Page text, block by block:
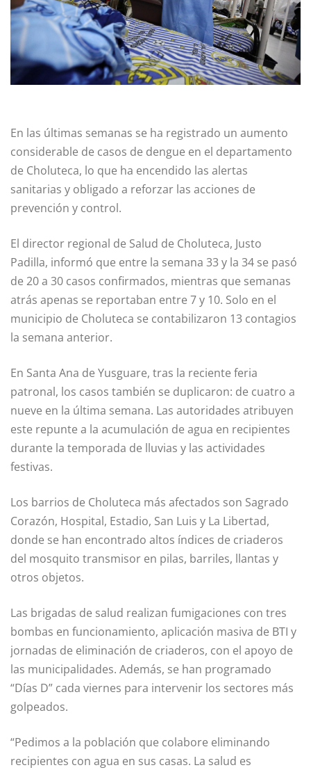
En las últimas semanas se ha registrado un aumento
considerable de casos de dengue en el departamento
de Choluteca, lo que ha encendido las alertas
sanitarias y obligado a reforzar las acciones de
prevención y control.
El director regional de Salud de Choluteca, Justo
Padilla, informó que entre la semana 33 y la 34 se pasó
de 20 a 30 casos confirmados, mientras que semanas
atrás apenas se reportaban entre 7 y 10. Solo en el
municipio de Choluteca se contabilizaron 13 contagios
la semana anterior.
En Santa Ana de Yusguare, tras la reciente feria
patronal, los casos también se duplicaron: de cuatro a
nueve en la última semana. Las autoridades atribuyen
este repunte a la acumulación de agua en recipientes
durante la temporada de lluvias y las actividades
festivas.
Los barrios de Choluteca más afectados son Sagrado
Corazón, Hospital, Estadio, San Luis y La Libertad,
donde se han encontrado altos índices de criaderos
del mosquito transmisor en pilas, barriles, llantas y
otros objetos.
Las brigadas de salud realizan fumigaciones con tres
bombas en funcionamiento, aplicación masiva de BTI y
jornadas de eliminación de criaderos, con el apoyo de
las municipalidades. Además, se han programado
“Días D” cada viernes para intervenir los sectores más
golpeados.
“Pedimos a la población que colabore eliminando
recipientes con agua en sus casas. La salud es